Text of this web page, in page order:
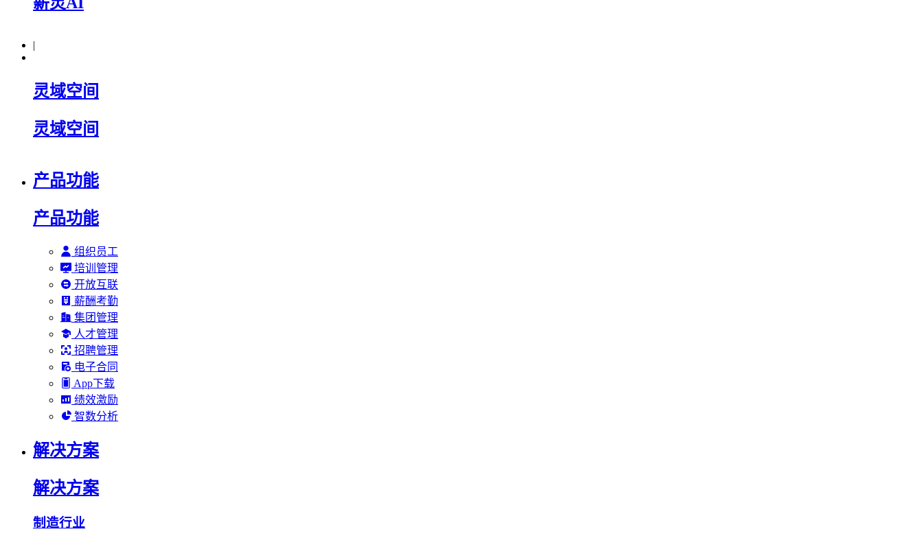
|
灵域空间
灵域空间
产品功能
产品功能
组织员工
培训管理
开放互联
薪酬考勤
集团管理
人才管理
招聘管理
电子合同
App下载
绩效激励
智数分析
解决方案
解决方案
制造行业